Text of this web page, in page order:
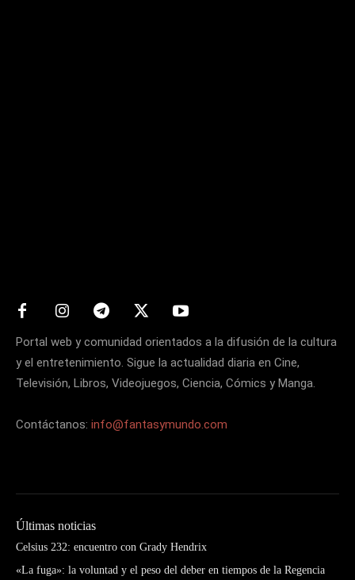
Portal web y comunidad orientados a la difusión de la cultura
y el entretenimiento. Sigue la actualidad diaria en Cine,
Televisión, Libros, Videojuegos, Ciencia, Cómics y Manga.
Contáctanos: info@fantasymundo.com
Últimas noticias
Celsius 232: encuentro con Grady Hendrix
«La fuga»: la voluntad y el peso del deber en tiempos de la Regencia